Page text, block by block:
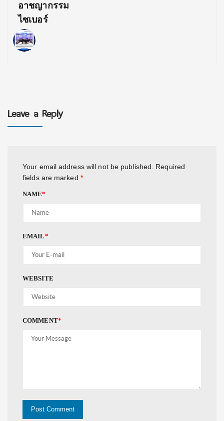
อาชญากรรม
ไซเบอร์
Leave a Reply
Your email address will not be published.
Required
fields are marked *
NAME*
EMAIL*
WEBSITE
COMMENT*